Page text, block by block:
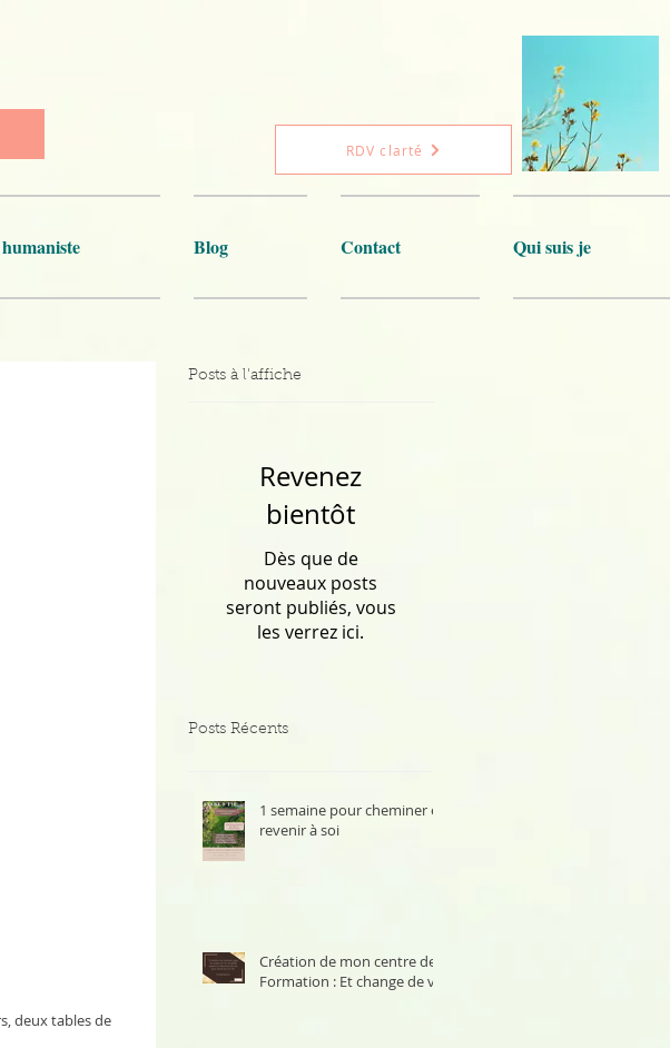
RDV clarté
Blog Contact Qui suis je
deux tables de
Posts à l'affiche
Revenez
bientôt
Dès que de
nouveaux posts
seront publiés, vous
les verrez ici.
Posts Récents
1 semaine pour cheminer et
revenir à soi
Création de mon centre de
Formation : Et change de vie